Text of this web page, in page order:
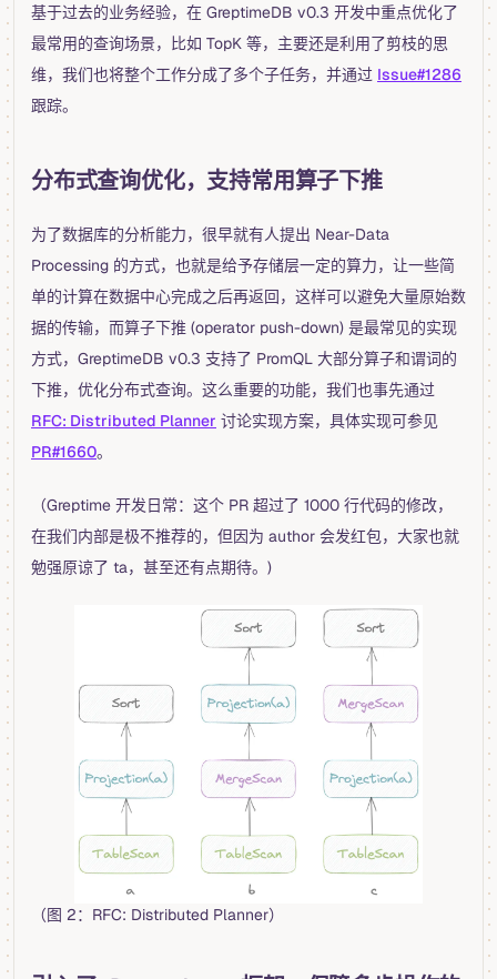
基于过去的业务经验，在 GreptimeDB v0.3 开发中重点优化了
最常用的查询场景，比如 TopK 等，主要还是利用了剪枝的思
维，我们也将整个工作分成了多个子任务，并通过 Issue#1286
跟踪。
分布式查询优化，支持常用算子下推
为了数据库的分析能力，很早就有人提出 Near-Data
Processing 的方式，也就是给予存储层一定的算力，让一些简
单的计算在数据中心完成之后再返回，这样可以避免大量原始数
据的传输，而算子下推 (operator push-down) 是最常见的实现
方式，GreptimeDB v0.3 支持了 PromQL 大部分算子和谓词的
下推，优化分布式查询。这么重要的功能，我们也事先通过
RFC: Distributed Planner 讨论实现方案，具体实现可参见
PR#1660。
（Greptime 开发日常：这个 PR 超过了 1000 行代码的修改，
在我们内部是极不推荐的，但因为 author 会发红包，大家也就
勉强原谅了 ta，甚至还有点期待。)
（图 2：RFC: Distributed Planner）